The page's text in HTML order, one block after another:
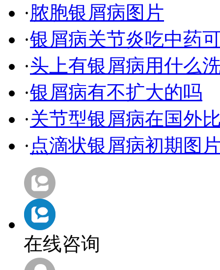
·脓胞银屑病图片
·银屑病关节炎吃中药
·头上有银屑病用什么
·银屑病有不扩大的吗
·关节型银屑病在国外
· 点滴状银屑病初期图
在线咨询